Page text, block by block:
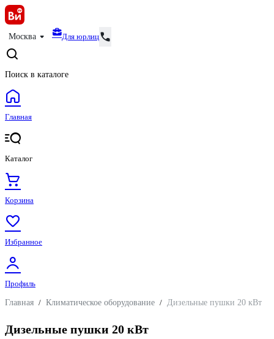
Москва Для юрлиц
Поиск в каталоге
Главная
Каталог
Корзина
Избранное
Профиль
Главная / Климатическое оборудование / Дизельные пушки 20 кВт
Дизельные пушки 20 кВт